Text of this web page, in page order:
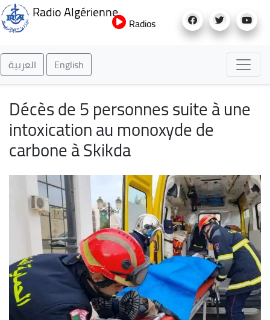
au
Radio Algérienne
Radios
العربية English
Décès de 5 personnes suite à une
intoxication au monoxyde de
carbone à Skikda